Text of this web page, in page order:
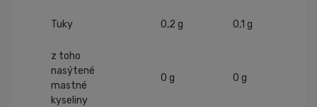
Tuky 0,2 g 0,1 g
z toho
nasýtené
mastné
kyseliny
0 g 0 g